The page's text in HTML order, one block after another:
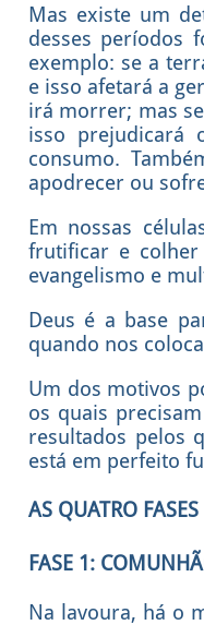
Mas existe um
desses períodos
exemplo: se a
e isso afetará a
irá morrer; mas
isso prejudicará
consumo.
apodrecer ou
Em nossas
frutificar e colher
evangelismo e
Deus é a base
quando nos
Um dos motivos
os quais
resultados pelos
está em perfeito
AS QUATRO
FASE 1:
Na lavoura, há o